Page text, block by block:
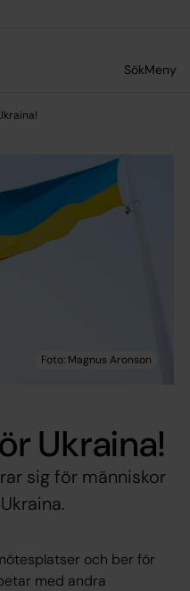
SökMeny
Ukraina!
sig för människor
och ber för
med andra